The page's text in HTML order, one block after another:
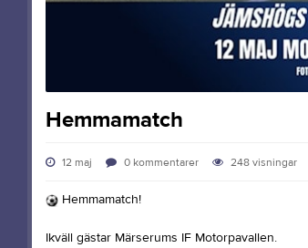
Hemmamatch
12 maj 0 kommentarer 248visningar
Hemmamatch!
Ikväll gästar Märserums IF Motorpavallen.